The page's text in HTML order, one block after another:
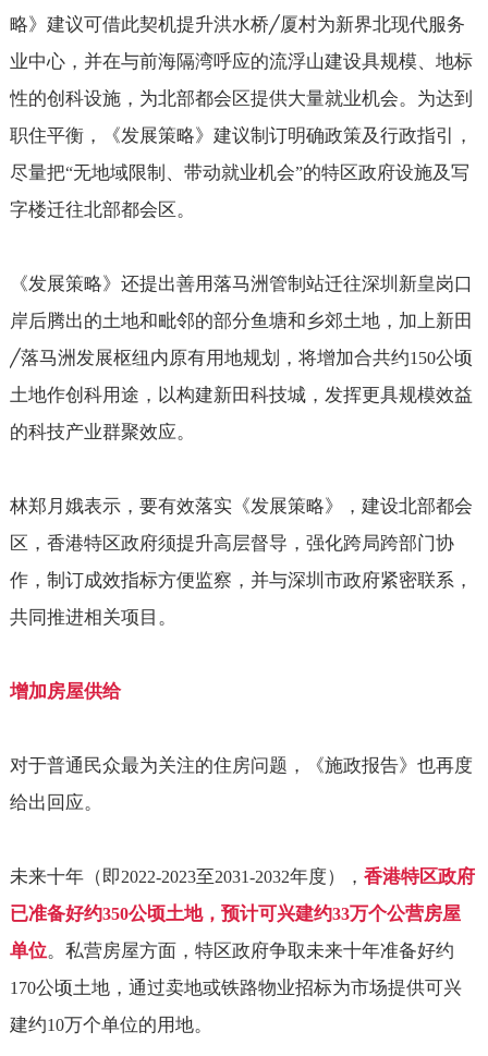
略》建议可借此契机提升洪水桥╱厦村为新界北现代服务
业中心，并在与前海隔湾呼应的流浮山建设具规模、地标
性的创科设施，为北部都会区提供大量就业机会。为达到
职住平衡，《发展策略》建议制订明确政策及行政指引，
尽量把“无地域限制、带动就业机会”的特区政府设施及写
字楼迁往北部都会区。
《发展策略》还提出善用落马洲管制站迁往深圳新皇岗口
岸后腾出的土地和毗邻的部分鱼塘和乡郊土地，加上新田
╱落马洲发展枢纽内原有用地规划，将增加合共约150公顷
土地作创科用途，以构建新田科技城，发挥更具规模效益
的科技产业群聚效应。
林郑月娥表示，要有效落实《发展策略》，建设北部都会
区，香港特区政府须提升高层督导，强化跨局跨部门协
作，制订成效指标方便监察，并与深圳市政府紧密联系，
共同推进相关项目。
增加房屋供给
对于普通民众最为关注的住房问题，《施政报告》也再度
给出回应。
未来十年（即2022-2023至2031-2032年度）， 香港特区政府
已准备好约350公顷土地，预计可兴建约33万个公营房屋
单位。私营房屋方面，特区政府争取未来十年准备好约
170公顷土地，通过卖地或铁路物业招标为市场提供可兴
建约10万个单位的用地。